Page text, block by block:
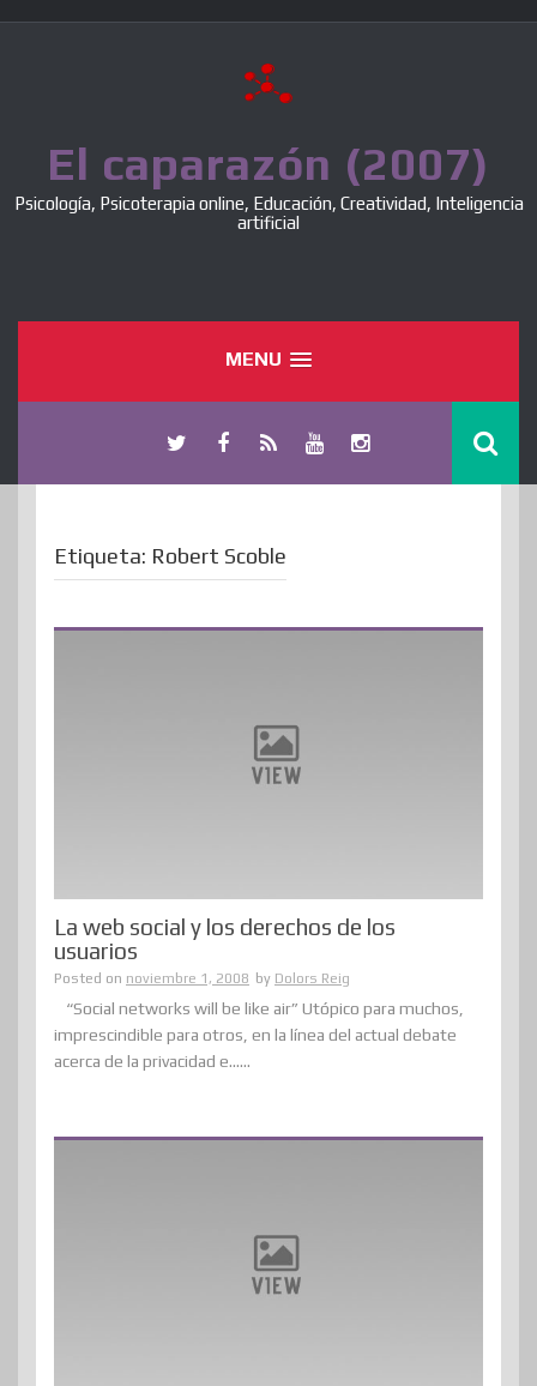
El caparazón (2007)
Psicología, Psicoterapia online, Educación, Creatividad, Inteligencia
artificial
MENU
Etiqueta: Robert Scoble
La web social y los derechos de los
usuarios
Posted on noviembre 1, 2008 by Dolors Reig
“Social networks will be like air” Utópico para muchos,
imprescindible para otros, en la línea del actual debate
acerca de la privacidad e......